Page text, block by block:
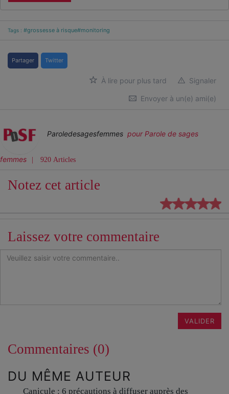
Tags : #grossesse à risque#monitoring
Partager Twitter
Signaler
À lire pour plus tard
Envoyer à un(e) ami(e)
Paroledesagesfemmes pour Parole de sages
femmes 920 Articles
Notez cet article
Laissez votre commentaire
VALIDER
Commentaires (0)
DU MÊME AUTEUR
Canicule : 6 précautions à diffuser auprès des